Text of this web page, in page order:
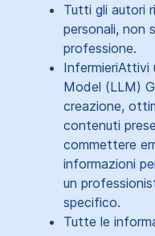
Tutti gli autori
personali, non
professione.
InfermieriAttivi
Model (LLM)
creazione,
contenuti
commettere
informazioni
un
specifico.
Tutte le